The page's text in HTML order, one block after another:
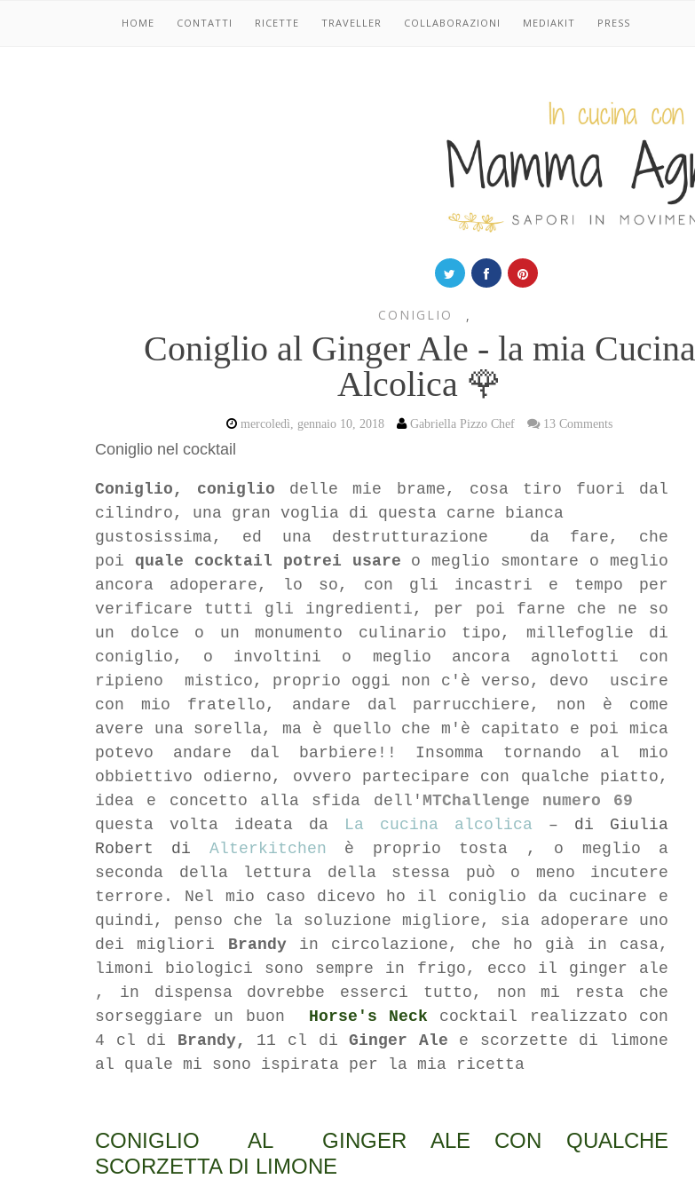
HOME CONTATTI RICETTE TRAVELLER COLLABORAZIONI MEDIAKIT PRESS
CONIGLIO ,
Coniglio al Ginger Ale - la mia Cucina
Alcolica 🌹
mercoledì, gennaio 10, 2018 Gabriella Pizzo Chef 13 Comments
Coniglio nel cocktail
Coniglio, coniglio delle mie brame, cosa tiro fuori dal
cilindro, una gran voglia di questa carne bianca
gustosissima, ed una destrutturazione da fare, che
poi quale cocktail potrei usare o meglio smontare o meglio
ancora adoperare, lo so, con gli incastri e tempo per
verificare tutti gli ingredienti, per poi farne che ne so
un dolce o un monumento culinario tipo, millefoglie di
coniglio, o involtini o meglio ancora agnolotti con
ripieno mistico, proprio oggi non c'è verso, devo uscire
con mio fratello, andare dal parrucchiere, non è come
avere una sorella, ma è quello che m'è capitato e poi mica
potevo andare dal barbiere!! Insomma tornando al mio
obbiettivo odierno, ovvero partecipare con qualche piatto,
idea e concetto alla sfida dell' MTChallenge numero 69
questa volta ideata da La cucina alcolica
– di Giulia
Robert di
Alterkitchen è proprio tosta , o meglio a
seconda della lettura della stessa può o meno incutere
terrore. Nel mio caso dicevo ho il coniglio da cucinare e
quindi, penso che la soluzione migliore, sia adoperare uno
dei migliori Brandyin circolazione, che ho già in casa,
limoni biologici sono sempre in frigo, ecco il ginger ale
, in dispensa dovrebbe esserci tutto, non mi resta che
sorseggiare un
buon Horse's Neck cocktail
realizzato con
4 cl di Brandy, 11 cl diGinger Ale e scorzette di limone
al quale mi sono ispirata per la mia ricetta
CONIGLIO AL GINGER ALE CON QUALCHE
SCORZETTA DI LIMONE